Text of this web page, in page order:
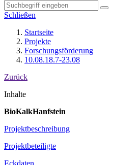
Schließen
Startseite
Projekte
Forschungsförderung
10.08.18.7-23.08
Zurück
Inhalte
BioKalkHanfstein
Projektbeschreibung
Projektbeteiligte
Eckdaten